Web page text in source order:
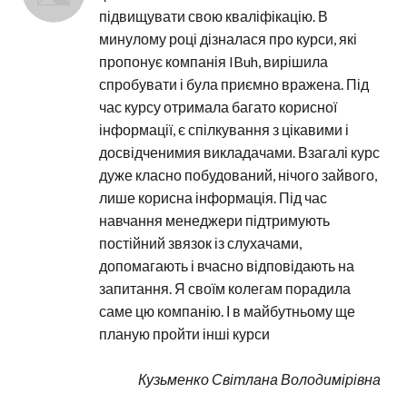
підвищувати свою кваліфікацію. В
минулому році дізналася про курси, які
пропонує компанія IBuh, вирішила
спробувати і була приємно вражена. Під
час курсу отримала багато корисної
інформації, є спілкування з цікавими і
досвідченимия викладачами. Взагалі курс
дуже класно побудований, нічого зайвого,
лише корисна інформація. Під час
навчання менеджери підтримують
постійний звязок із слухачами,
допомагають і вчасно відповідають на
запитання. Я своїм колегам порадила
саме цю компанію. І в майбутньому ще
планую пройти інші курси
Кузьменко Світлана Володимірівна